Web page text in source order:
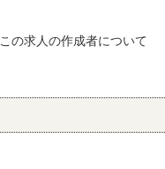
この求人の作成者について